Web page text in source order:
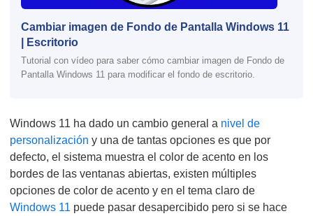
Cambiar imagen de Fondo de Pantalla Windows 11
| Escritorio
Tutorial con vídeo para saber cómo cambiar imagen de Fondo de
Pantalla Windows 11 para modificar el fondo de escritorio.
Windows 11 ha dado un cambio general a nivel de
personalización y una de tantas opciones es que por
defecto, el sistema muestra el color de acento en los
bordes de las ventanas abiertas, existen múltiples
opciones de color de acento y en el tema claro de
Windows 11 puede pasar desapercibido pero si se hace